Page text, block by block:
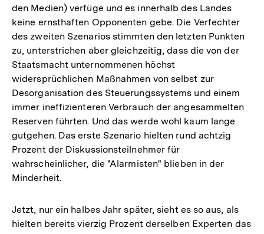
den Medien) verfüge und es innerhalb des Landes
keine ernsthaften Opponenten gebe. Die Verfechter
des zweiten Szenarios stimmten den letzten Punkten
zu, unterstrichen aber gleichzeitig, dass die von der
Staatsmacht unternommenen höchst
widersprüchlichen Maßnahmen von selbst zur
Desorganisation des Steuerungssystems und einem
immer ineffizienteren Verbrauch der angesammelten
Reserven führten. Und das werde wohl kaum lange
gutgehen. Das erste Szenario hielten rund achtzig
Prozent der Diskussionsteilnehmer für
wahrscheinlicher, die "Alarmisten" blieben in der
Minderheit.
Jetzt, nur ein halbes Jahr später, sieht es so aus, als
hielten bereits vierzig Prozent derselben Experten das